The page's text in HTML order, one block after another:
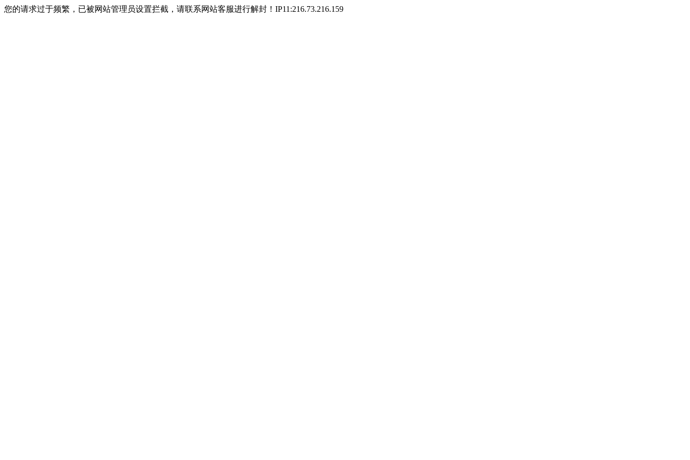
您的请求过于频繁，已被网站管理员设置拦截，请联系网站客服进行解封！IP11:216.73.216.159